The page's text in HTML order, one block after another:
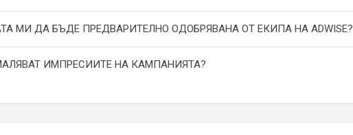
МИ ДА БЪДЕ ПРЕДВАРИТЕЛНО ОДОБРЯВАНА ОТ ЕКИПА НА ADWISE?
ИМПРЕСИИТЕ НА КАМПАНИЯТА?